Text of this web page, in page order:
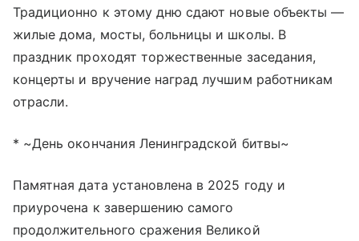
Традиционно к этому дню сдают новые объекты —
жилые дома, мосты, больницы и школы. В
праздник проходят торжественные заседания,
концерты и вручение наград лучшим работникам
отрасли.
* ~День окончания Ленинградской битвы~
Памятная дата установлена в 2025 году и
приурочена к завершению самого
продолжительного сражения Великой